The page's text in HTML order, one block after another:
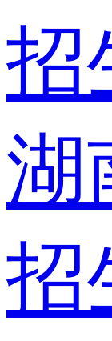
招
湖
招